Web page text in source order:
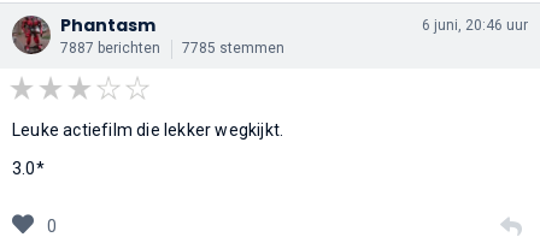
Phantasm
7887 berichten 7785 stemmen
6 juni, 20:46 uur
Leuke actiefilm die lekker wegkijkt.
3.0*
0